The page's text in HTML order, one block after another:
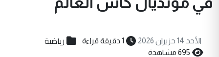
الأحد 14 حزيران 2026 1 دقيقة قراءة رياضية
695 مشاهدة